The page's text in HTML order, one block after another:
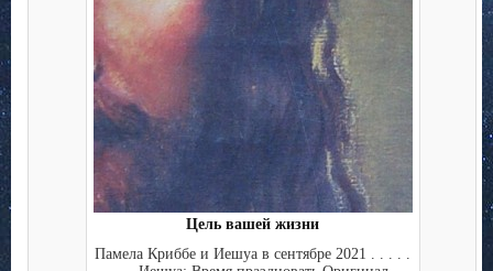
Цель вашей жизни
Памела Криббе и Иешуа в сентябре 2021 . . . . .